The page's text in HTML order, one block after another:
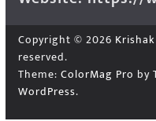
Copyright © 2026
reserved.
Theme: ColorMag Pro by
WordPress.